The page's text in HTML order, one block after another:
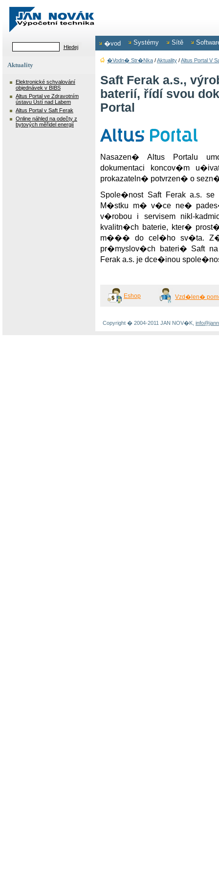
�vod Systémy Sítě
Aktuality
Elektronické schvalování
objednávek v BIBS
Altus Portal ve Zdravotním
ústavu Ústí nad Labem
Altus Portal v Saft Ferak
Online náhled na odečty z
bytových měřidel energií
�vodn� Str�nka /Aktuality /Altus Portal V
Saft Ferak a.s.,
baterií, řídí svou
Portal
Nasazen� Altus Portalu
dokumentaci koncov�m
prokazateln� potvrzen� o
Spole�nost Saft Ferak a.s.
M�stku m� v�ce ne�
v�robou i servisem nikl-
kvalitn�ch baterie, kter�
m��� do cel�ho sv�ta.
pr�myslov�ch bateri� Saft
Ferak a.s. je dce�inou
Eshop Vzd�len�
Copyright � 2004-2011 JAN NOV�K,